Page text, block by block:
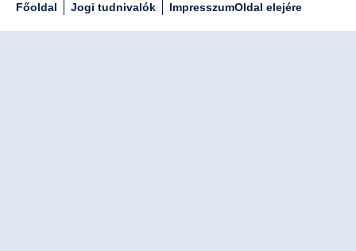
Főoldal Jogi tudnivalók ImpresszumOldal elejére